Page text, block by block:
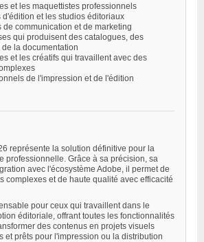
et les maquettistes professionnels
d'édition et les studios éditoriaux
de communication et de marketing
qui produisent des catalogues, des
de la documentation
et les créatifs qui travaillent avec des
de l'impression et de l'édition
représente la solution définitive pour la
professionnelle. Grâce à sa précision, sa
avec l'écosystème Adobe, il permet de
complexes et de haute qualité avec efficacité
pour ceux qui travaillent dans le
éditoriale, offrant toutes les fonctionnalités
des contenus en projets visuels
et prêts pour l'impression ou la distribution